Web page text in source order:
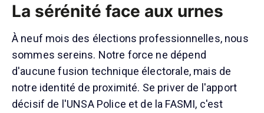
La sérénité face aux urnes
À neuf mois des élections professionnelles, nous
sommes sereins. Notre force ne dépend
d'aucune fusion technique électorale, mais de
notre identité de proximité. Se priver de l'apport
décisif de l'UNSA Police et de la FASMI, c'est